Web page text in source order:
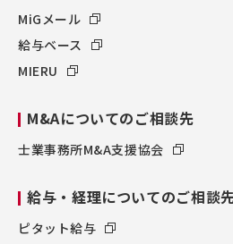
MiGメール
給与ベース
MIERU
M&Aについてのご相談先
士業事務所M&A支援協会
給与・経理についてのご相談
ピタット給与